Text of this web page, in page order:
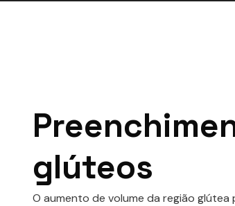
glúteos
O aumento de volume da região